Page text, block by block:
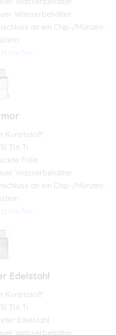
Wasserbehälter
an ein Chip-/Münzen-
kaufen
Kunststoff
316 Ti
Folie
Wasserbehälter
an ein Chip-/Münzen-
kaufen
Edelstahl
Kunststoff
316 Ti
Edelstahl
Wasserbehälter